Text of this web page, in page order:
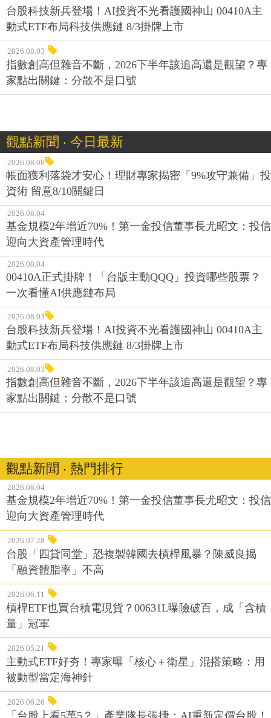
台股科技新兵登場！AI投資不光看護國神山 00410A主
動式ETF布局科技供應鏈 8/3掛牌上市
2026.08.03
指數創高但雜音不斷，2026下半年該追高還是觀望？專
家點出關鍵：分散不是口號
觀點新聞 ‧ 今日最新
2026.08.06
帳面獲利落袋才安心！理財專家揭密「9%攻守兼備」投
資術 留意8/10關鍵日
2026.08.04
基金規模2年增近70%！第一金投信董事長尤昭文：投信
迎向大資產管理時代
2026.08.04
00410A正式掛牌！「台版主動QQQ」投資哪些股票？
一次看懂AI供應鏈布局
2026.08.03
台股科技新兵登場！AI投資不光看護國神山 00410A主
動式ETF布局科技供應鏈 8/3掛牌上市
2026.08.03
指數創高但雜音不斷，2026下半年該追高還是觀望？專
家點出關鍵：分散不是口號
觀點新聞 ‧ 熱門排行
2026.08.04
基金規模2年增近70%！第一金投信董事長尤昭文：投信
迎向大資產管理時代
2026.07.28
台股「四貸同堂」恐複製韓國去槓桿風暴？陳威良揭
「融資體脂率」不高
2026.06.11
槓桿ETF也買台積電現貨？00631L曝險破百，成「含積
量」冠軍
2026.05.21
主動式ETF好夯！專家曝「核心＋衛星」混搭策略：用
被動型當定海神針
2026.06.26
「台股上看5萬5？」產業隊長張捷：AI重新定價台股！